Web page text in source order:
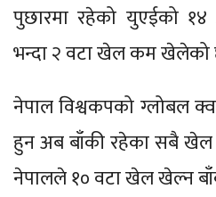
पुछारमा रहेको युएईको
भन्दा २ वटा खेल कम खेलेको
नेपाल विश्वकपको ग्लोबल
हुन अब बाँकी रहेका सबै खेल
नेपालले १० वटा खेल खेल्न